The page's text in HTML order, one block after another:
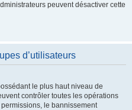
peuvent désactiver cette
d’utilisateurs
le plus haut niveau de
contrôler toutes les opérations
le bannissement